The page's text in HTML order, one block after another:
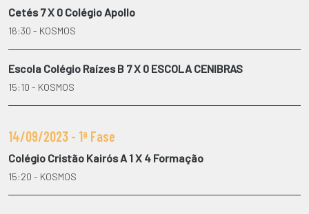
Cetés 7 X 0 Colégio Apollo
16:30 - KOSMOS
Escola Colégio Raízes B 7 X 0 ESCOLA CENIBRAS
15:10 - KOSMOS
14/09/2023 - 1ª Fase
Colégio Cristão Kairós A 1 X 4 Formação
15:20 - KOSMOS